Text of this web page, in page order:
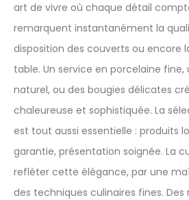
art de vivre où chaque détail
remarquent instantanément la
disposition des couverts ou encore
table. Un service en porcelaine fine,
naturel, ou des bougies délicates
chaleureuse et sophistiquée. La
est tout aussi essentielle : produits
garantie, présentation soignée. La
refléter cette élégance, par une
des techniques culinaires fines.